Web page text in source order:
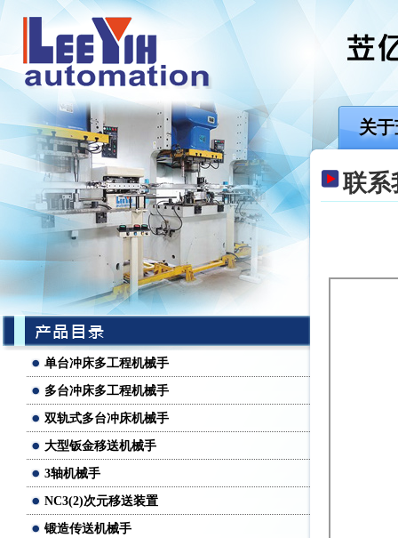
关
联系
单台冲床多工程机械手
多台冲床多工程机械手
双轨式多台冲床机械手
大型钣金移送机械手
3轴机械手
NC3(2)次元移送装置
锻造传送机械手